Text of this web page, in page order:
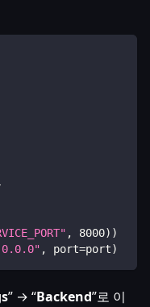
, 8000) )
, port=port)
” → “Backend”로 이